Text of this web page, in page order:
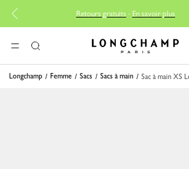
Retours gratuits-En savoir plus
MENURechercher Longchamp - Accueil
Longchamp Femme Sacs Sacs à main Sac à main XS